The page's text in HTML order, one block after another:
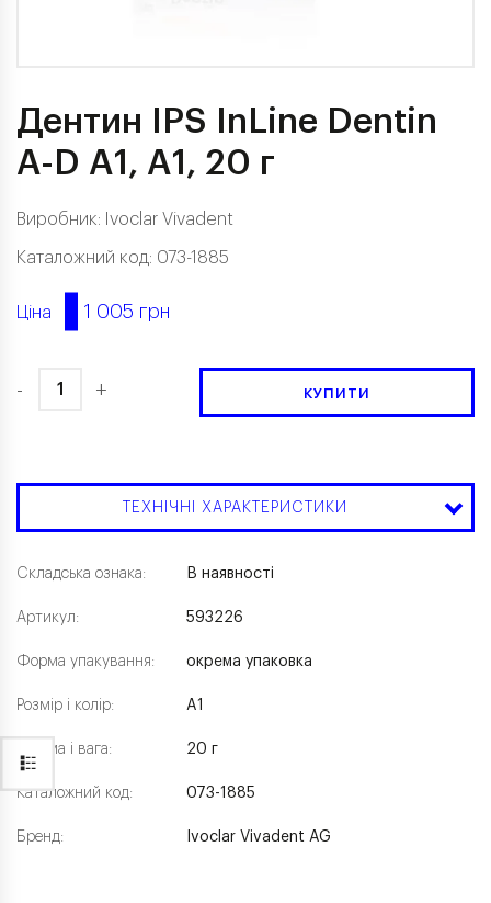
Дентин IPS InLine Dentin
A-D A1, A1, 20 г
Виробник: Ivoclar Vivadent
Каталожний код: 073-1885
Ціна 1 005 грн
- + КУПИТИ
ТЕХНІЧНІ ХАРАКТЕРИСТИКИ
Складська ознака:
Артикул:
Форма упакування:
Розмір і колір:
Форма і вага:
Каталожний код:
Бренд:
В наявності
593226
окрема упаковка
A1
20 г
073-1885
Ivoclar Vivadent AG